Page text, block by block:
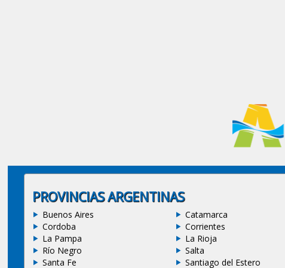
PROVINCIAS ARGENTINAS
Buenos Aires Catamarca
Cordoba
Corrientes
La Pampa
La Rioja
Río Negro
Salta
Santa Fe
Santiago del Estero